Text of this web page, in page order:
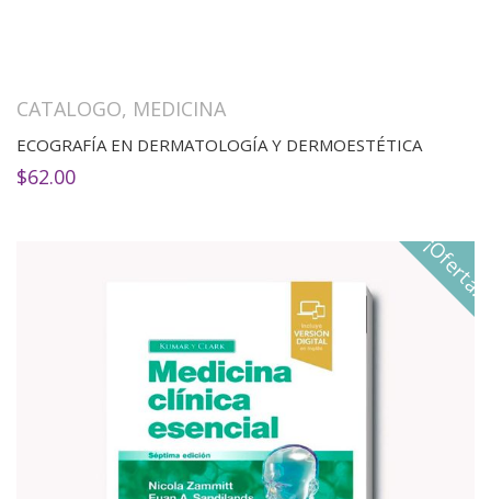
CATALOGO, MEDICINA
ECOGRAFÍA EN DERMATOLOGÍA Y DERMOESTÉTICA
$62.00
¡Oferta!